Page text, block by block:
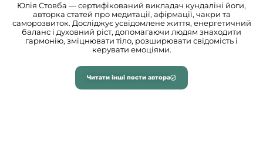
Юлія Стовба — сертифікований викладач кундаліні йоги,
авторка статей про медитації, афірмації, чакри та
саморозвиток. Досліджує усвідомлене життя, енергетичний
баланс і духовний ріст, допомагаючи людям знаходити
гармонію, зміцнювати тіло, розширювати свідомість і
керувати емоціями.
Читати інші пости автора